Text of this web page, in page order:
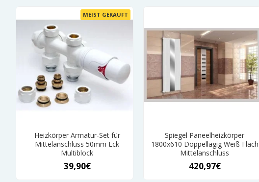
MEIST GEKAUFT
Heizkörper Armatur-Set für
Mittelanschluss 50mm Eck
Multiblock
39,90€
Spiegel Paneelheizkörper
1800x610 Doppellagig Weiß Flach
Mittelanschluss
420,97€